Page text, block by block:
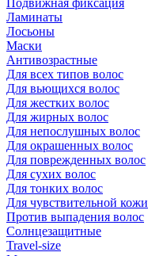
Подвижная фиксация
Ламинаты
Лосьоны
Маски
Антивозрастные
Для всех типов волос
Для вьющихся волос
Для жестких волос
Для жирных волос
Для непослушных волос
Для окрашенных волос
Для поврежденных волос
Для сухих волос
Для тонких волос
Для чувствительной кожи
Против выпадения волос
Солнцезащитные
Travel-size